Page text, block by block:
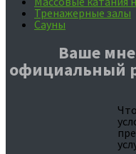
Тренажерные залы
Сауны
Ваше
официальный